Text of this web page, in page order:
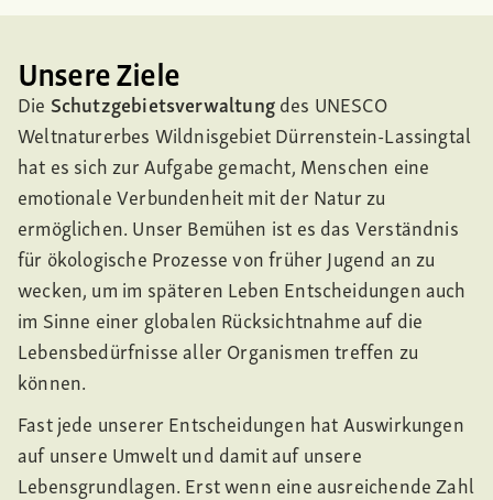
Unsere Ziele
Die Schutzgebietsverwaltungdes UNESCO
Weltnaturerbes Wildnisgebiet Dürrenstein-Lassingtal
hat es sich zur Aufgabe gemacht, Menschen eine
emotionale Verbundenheit mit der Natur zu
ermöglichen. Unser Bemühen ist es das Verständnis
für ökologische Prozesse von früher Jugend an zu
wecken, um im späteren Leben Entscheidungen auch
im Sinne einer globalen Rücksichtnahme auf die
Lebensbedürfnisse aller Organismen treffen zu
können.
Fast jede unserer Entscheidungen hat Auswirkungen
auf unsere Umwelt und damit auf unsere
Lebensgrundlagen. Erst wenn eine ausreichende Zahl